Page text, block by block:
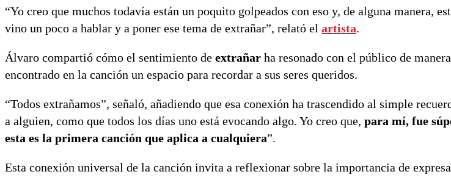
“Yo creo que muchos todavía están un poquito golpeados con eso y, de alguna manera,
vino un poco a hablar y a poner ese tema de extrañar”, relató el artista.
Álvaro compartió cómo el sentimiento de extrañar ha resonado con el público de
encontrado en la canción un espacio para recordar a sus seres queridos.
“Todos extrañamos”, señaló, añadiendo que esa conexión ha trascendido al simple
a alguien, como que todos los días uno está evocando algo. Yo creo que, para mí, fue
esta es la primera canción que aplica a cualquiera”.
Esta conexión universal de la canción invita a reflexionar sobre la importancia de